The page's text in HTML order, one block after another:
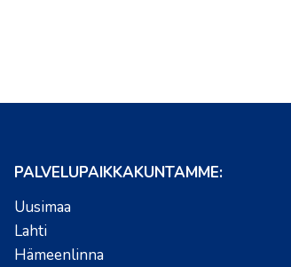
PALVELUPAIKKAKUNTAMME:
Uusimaa
Lahti
Hämeenlinna